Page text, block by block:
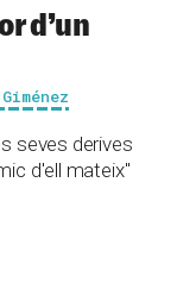
d’un
seves derives
d'ell mateix"